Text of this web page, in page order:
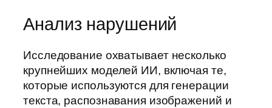
Анализ нарушений
Исследование охватывает несколько
крупнейших моделей ИИ, включая те,
которые используются для генерации
текста, распознавания изображений и